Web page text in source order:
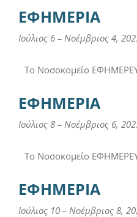
ΕΦΗΜΕΡΙΑ
Ιούλιος 6 – Νοέμβριος 4,
Το Νοσοκομείο
ΕΦΗΜΕΡΙΑ
Ιούλιος 8 – Νοέμβριος 6,
Το Νοσοκομείο
ΕΦΗΜΕΡΙΑ
Ιούλιος 10 – Νοέμβριος 8,